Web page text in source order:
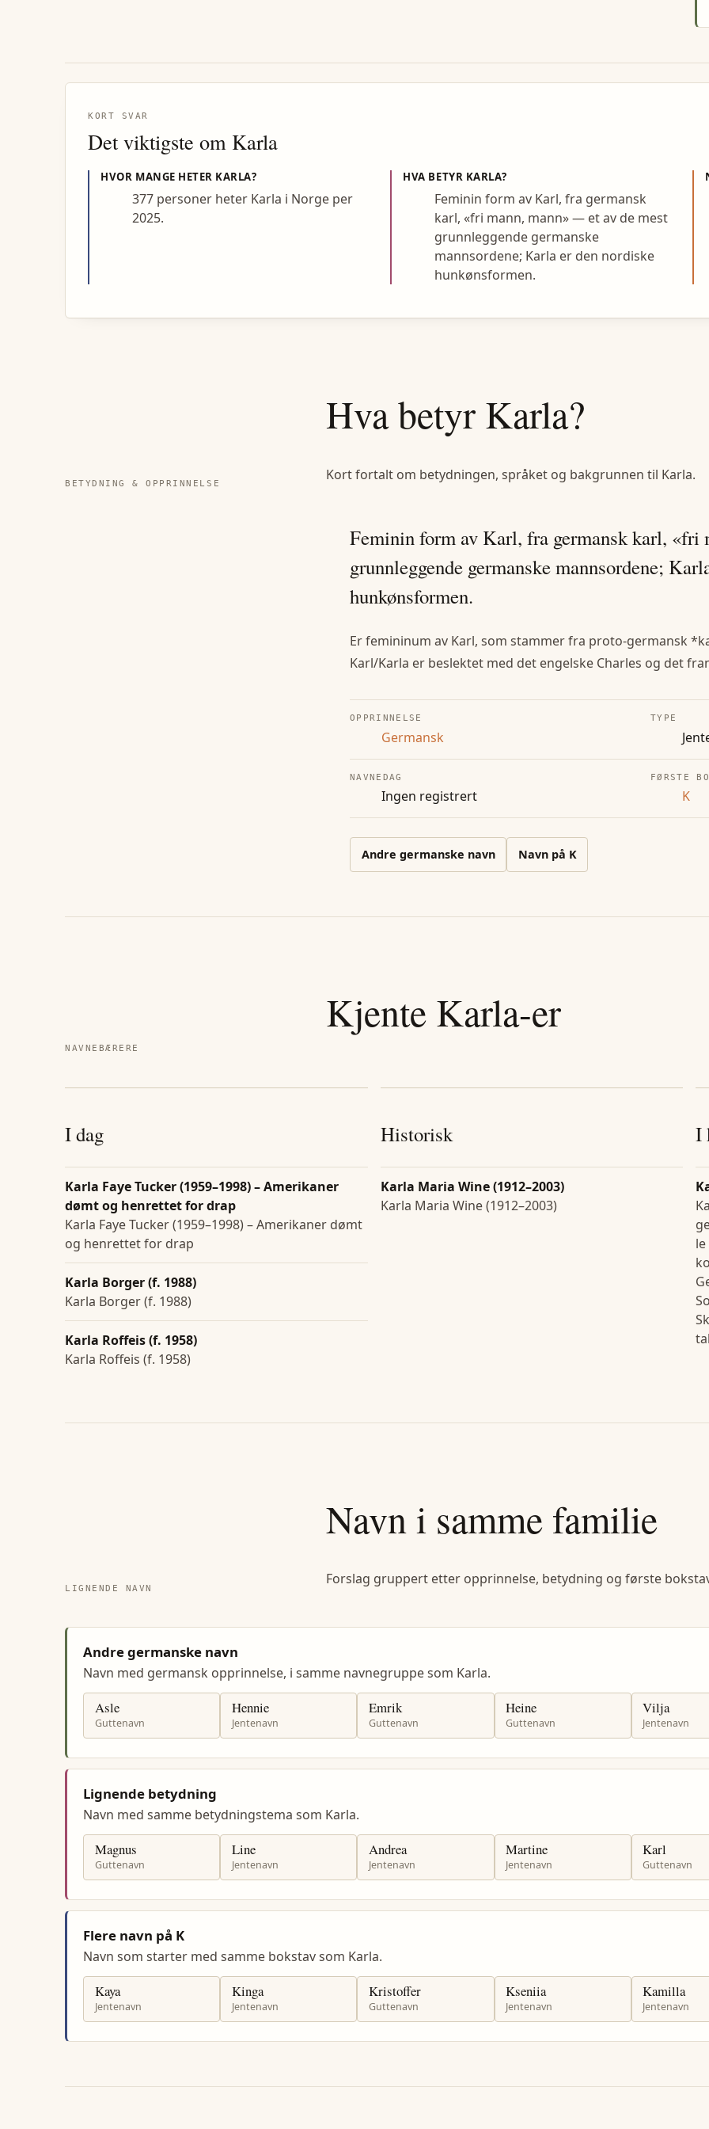
KORT SVAR
Det viktigste om Karla
HVOR MANGE HETER KARLA?
377 personer heter Karla i Norge per
2025.
HVA BETYR KARLA?
Feminin form av Karl, fra germansk
karl, «fri mann, mann» — et av de mest
grunnleggende germanske
mannsordene; Karla er den nordiske
hunkønsformen.
BETYDNING & OPPRINNELSE
Hva betyr Karla?
Kort fortalt om betydningen, språket og bakgrunnen til Karla.
Feminin form av Karl, fra germansk karl, «fri
grunnleggende germanske mannsordene;
hunkønsformen.
Er femininum av Karl, som stammer fra proto-germansk
Karl/Karla er beslektet med det engelske Charles og det
OPPRINNELSE
Germansk
TYPE
NAVNEDAG
Ingen registrert
FØRSTE
K
Andre germanske navn Navn på K
NAVNEBÆRERE
Kjente Karla-er
I dag
Karla Faye Tucker (1959–1998) – Amerikaner
dømt og henrettet for drap
Karla Faye Tucker (1959–1998) – Amerikaner dømt
og henrettet for drap
Karla Borger (f. 1988)
Karla Borger (f. 1988)
Karla Roffeis (f. 1958)
Karla Roffeis (f. 1958)
Historisk
Karla Maria Wine (1912–2003)
Karla Maria Wine (1912–2003)
I
LIGNENDE NAVN
Navn i samme familie
Forslag gruppert etter opprinnelse, betydning og første
Andre germanske navn
Navn med germansk opprinnelse, i samme navnegruppe som Karla.
Asle
Guttenavn
Hennie
Jentenavn
Emrik
Guttenavn
Heine
Guttenavn
Vilja
Jentenavn
Lignende betydning
Navn med samme betydningstema som Karla.
Magnus
Guttenavn
Line
Jentenavn
Andrea
Jentenavn
Martine
Jentenavn
Karl
Guttenavn
Flere navn på K
Navn som starter med samme bokstav som Karla.
Kaya
Jentenavn
Kinga
Jentenavn
Kristoffer
Guttenavn
Kseniia
Jentenavn
Kamilla
Jentenavn